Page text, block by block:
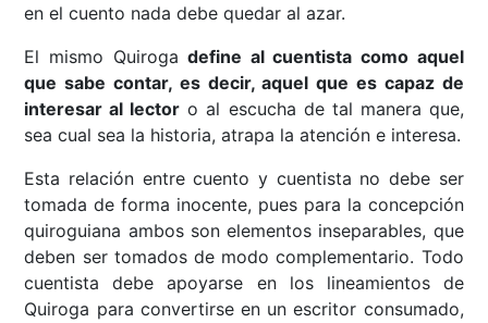
en el cuento nada debe quedar al azar.
El mismo Quirogadefine al cuentista como aquel
que sabe contar, es decir, aquel que es capaz de
interesar al lector o al escucha de tal manera que,
sea cual sea la historia, atrapa la atención e interesa.
Esta relación entre cuento y cuentista no debe ser
tomada de forma inocente, pues para la concepción
quiroguiana ambos son elementos inseparables, que
deben ser tomados de modo complementario. Todo
cuentista debe apoyarse en los lineamientos de
Quiroga para convertirse en un escritor consumado,